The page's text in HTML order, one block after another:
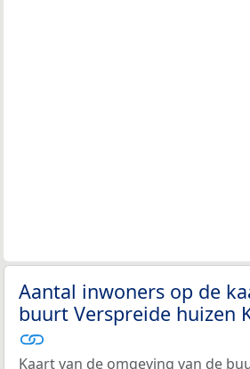
Aantal inwoners op de
buurt Verspreide huizen
Kaart van de omgeving van de